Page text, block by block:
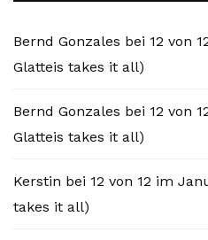
Bernd Gonzales bei 12 von
Glatteis takes it all)
Bernd Gonzales bei 12 von
Glatteis takes it all)
Kerstin bei 12 von 12 im
takes it all)